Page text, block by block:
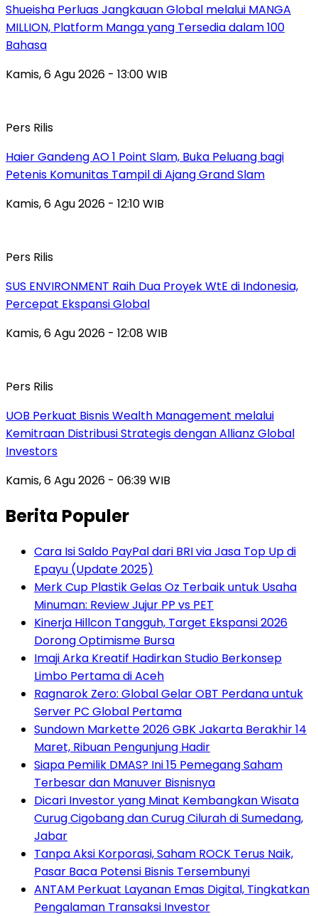
Shueisha Perluas Jangkauan Global melalui MANGA
MILLION, Platform Manga yang Tersedia dalam 100
Bahasa
Kamis, 6 Agu 2026 - 13:00 WIB
Pers Rilis
Haier Gandeng AO 1 Point Slam, Buka Peluang bagi
Petenis Komunitas Tampil di Ajang Grand Slam
Kamis, 6 Agu 2026 - 12:10 WIB
Pers Rilis
SUS ENVIRONMENT Raih Dua Proyek WtE di Indonesia,
Percepat Ekspansi Global
Kamis, 6 Agu 2026 - 12:08 WIB
Pers Rilis
UOB Perkuat Bisnis Wealth Management melalui
Kemitraan Distribusi Strategis dengan Allianz Global
Investors
Kamis, 6 Agu 2026 - 06:39 WIB
Berita Populer
Cara Isi Saldo PayPal dari BRI via Jasa Top Up di
Epayu (Update 2025)
Merk Cup Plastik Gelas Oz Terbaik untuk Usaha
Minuman: Review Jujur PP vs PET
Kinerja Hillcon Tangguh, Target Ekspansi 2026
Dorong Optimisme Bursa
Imaji Arka Kreatif Hadirkan Studio Berkonsep
Limbo Pertama di Aceh
Ragnarok Zero: Global Gelar OBT Perdana untuk
Server PC Global Pertama
Sundown Markette 2026 GBK Jakarta Berakhir 14
Maret, Ribuan Pengunjung Hadir
Siapa Pemilik DMAS? Ini 15 Pemegang Saham
Terbesar dan Manuver Bisnisnya
Dicari Investor yang Minat Kembangkan Wisata
Curug Cigobang dan Curug Cilurah di Sumedang,
Jabar
Tanpa Aksi Korporasi, Saham ROCK Terus Naik,
Pasar Baca Potensi Bisnis Tersembunyi
ANTAM Perkuat Layanan Emas Digital, Tingkatkan
Pengalaman Transaksi Investor